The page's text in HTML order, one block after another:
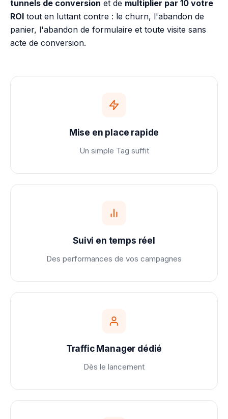
tunnels de conversion et de multiplier par 10 votre
ROI tout en luttant contre : le churn, l'abandon de
panier, l'abandon de formulaire et toute visite sans
acte de conversion.
Mise en place rapide
Un simple Tag suffit
Suivi en temps réel
Des performances de vos campagnes
Traffic Manager dédié
Dès le lancement